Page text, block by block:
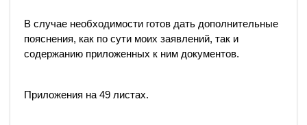
В случае необходимости готов дать дополнительные
пояснения, как по сути моих заявлений, так и
содержанию приложенных к ним документов.
Приложения на 49 листах.